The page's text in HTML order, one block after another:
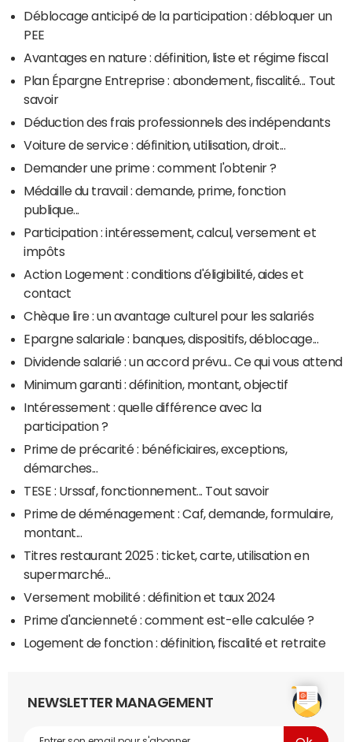
Déblocage anticipé de la participation : débloquer un
PEE
Avantages en nature : définition, liste et régime fiscal
Plan Épargne Entreprise : abondement, fiscalité... Tout
savoir
Déduction des frais professionnels des indépendants
Voiture de service : définition, utilisation, droit...
Demander une prime : comment l'obtenir ?
Médaille du travail : demande, prime, fonction
publique...
Participation : intéressement, calcul, versement et
impôts
Action Logement : conditions d'éligibilité, aides et
contact
Chèque lire : un avantage culturel pour les salariés
Epargne salariale : banques, dispositifs, déblocage...
Dividende salarié : un accord prévu... Ce qui vous attend
Minimum garanti : définition, montant, objectif
Intéressement : quelle différence avec la
participation ?
Prime de précarité : bénéficiaires, exceptions,
démarches...
TESE : Urssaf, fonctionnement... Tout savoir
Prime de déménagement : Caf, demande, formulaire,
montant...
Titres restaurant 2025 : ticket, carte, utilisation en
supermarché...
Versement mobilité : définition et taux 2024
Prime d'ancienneté : comment est-elle calculée ?
Logement de fonction : définition, fiscalité et retraite
NEWSLETTER MANAGEMENT